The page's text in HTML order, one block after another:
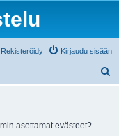
Kirjaudu sisään
Rekisteröidy
asettamat evästeet?